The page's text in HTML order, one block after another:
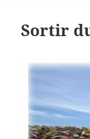
Sortir